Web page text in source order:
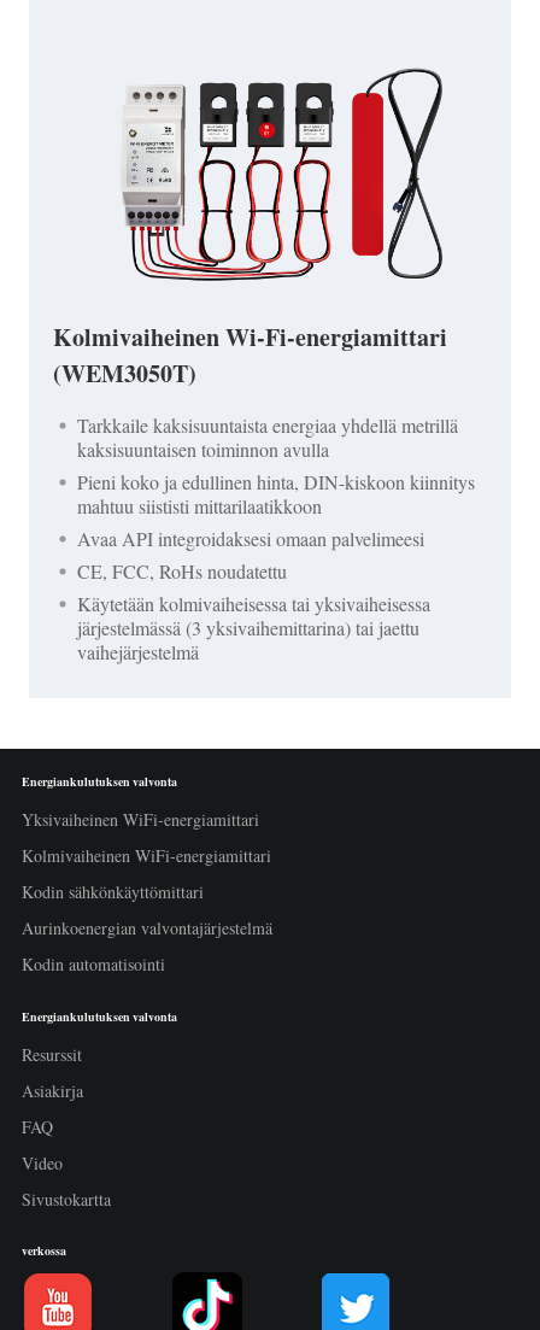
Kolmivaiheinen Wi-Fi-energiamittari
(WEM3050T)
Tarkkaile kaksisuuntaista energiaa yhdellä metrillä
kaksisuuntaisen toiminnon avulla
Pieni koko ja edullinen hinta, DIN-kiskoon kiinnitys
mahtuu siististi mittarilaatikkoon
Avaa API integroidaksesi omaan palvelimeesi
CE, FCC, RoHs noudatettu
Käytetään kolmivaiheisessa tai yksivaiheisessa
järjestelmässä (3 yksivaihemittarina) tai jaettu
vaihejärjestelmä
Energiankulutuksen valvonta
Yksivaiheinen WiFi-energiamittari
Kolmivaiheinen WiFi-energiamittari
Kodin sähkönkäyttömittari
Aurinkoenergian valvontajärjestelmä
Kodin automatisointi
Energiankulutuksen valvonta
Resurssit
Asiakirja
FAQ
Video
Sivustokartta
verkossa